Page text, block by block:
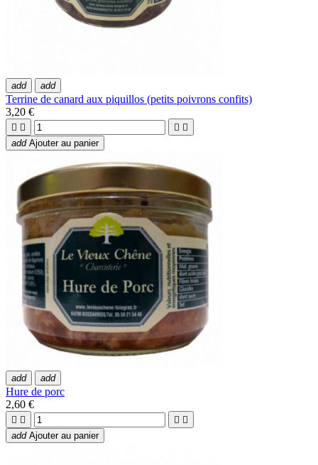
add add
Terrine de canard aux piquillos (petits poivrons confits)
3,20 €
   
add Ajouter au panier
add add
Hure de porc
2,60 €
   
add Ajouter au panier